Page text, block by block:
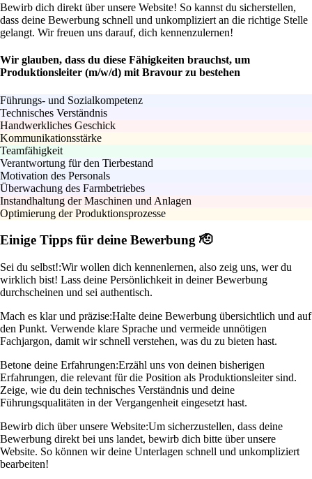
Bewirb dich direkt über unsere Website! So kannst du sicherstellen,
dass deine Bewerbung schnell und unkompliziert an die richtige Stelle
gelangt. Wir freuen uns darauf, dich kennenzulernen!
Wir glauben, dass du diese Fähigkeiten brauchst, um
Produktionsleiter (m/w/d) mit Bravour zu bestehen
Führungs- und Sozialkompetenz
Technisches Verständnis
Handwerkliches Geschick
Kommunikationsstärke
Teamfähigkeit
Verantwortung für den Tierbestand
Motivation des Personals
Überwachung des Farmbetriebes
Instandhaltung der Maschinen und Anlagen
Optimierung der Produktionsprozesse
Einige Tipps für deine Bewerbung 🫡
Sei du selbst!:Wir wollen dich kennenlernen, also zeig uns, wer du
wirklich bist! Lass deine Persönlichkeit in deiner Bewerbung
durchscheinen und sei authentisch.
Mach es klar und präzise:Halte deine Bewerbung übersichtlich und auf
den Punkt. Verwende klare Sprache und vermeide unnötigen
Fachjargon, damit wir schnell verstehen, was du zu bieten hast.
Betone deine Erfahrungen:Erzähl uns von deinen bisherigen
Erfahrungen, die relevant für die Position als Produktionsleiter sind.
Zeige, wie du dein technisches Verständnis und deine
Führungsqualitäten in der Vergangenheit eingesetzt hast.
Bewirb dich über unsere Website:Um sicherzustellen, dass deine
Bewerbung direkt bei uns landet, bewirb dich bitte über unsere
Website. So können wir deine Unterlagen schnell und unkompliziert
bearbeiten!